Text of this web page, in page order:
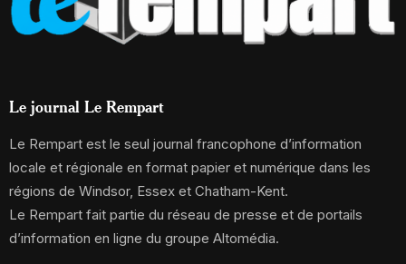
Le journal Le Rempart
Le Rempart est le seul journal francophone d’information
locale et régionale en format papier et numérique dans les
régions de Windsor, Essex et Chatham-Kent.
Le Rempart fait partie du réseau de presse et de portails
d’information en ligne du groupe Altomédia.